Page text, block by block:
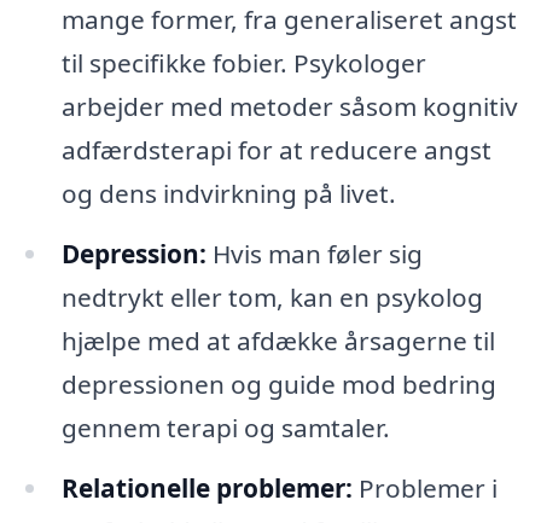
mange former, fra generaliseret angst
til specifikke fobier. Psykologer
arbejder med metoder såsom kognitiv
adfærdsterapi for at reducere angst
og dens indvirkning på livet.
Depression: Hvis man føler sig
nedtrykt eller tom, kan en psykolog
hjælpe med at afdække årsagerne til
depressionen og guide mod bedring
gennem terapi og samtaler.
Relationelle problemer: Problemer i